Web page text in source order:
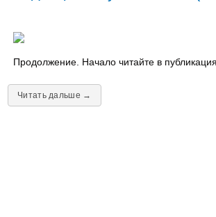
Продолжение. Начало читайте в
Читать дальше →